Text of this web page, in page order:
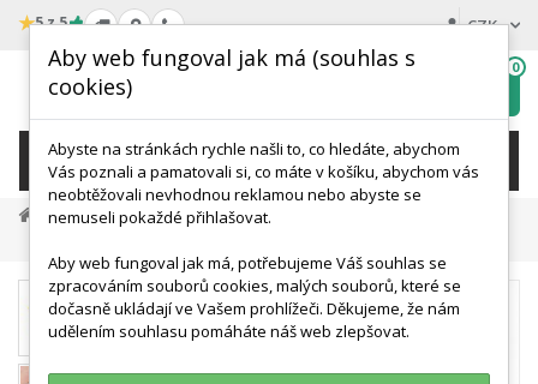
★5 z 5 CZK
wishlist
0
KATEGORIE
Anatomické Modely
Modely Obratlů
Aby web fungoval jak má (souhlas s
cookies)
Abyste na stránkách rychle našli to, co hledáte, abychom
Vás poznali a pamatovali si, co máte v košíku, abychom vás
neobtěžovali nevhodnou reklamou nebo abyste se
nemuseli pokaždé přihlašovat.
Aby web fungoval jak má, potřebujeme Váš souhlas se
zpracováním souborů cookies, malých souborů, které se
dočasně ukládají ve Vašem prohlížeči. Děkujeme, že nám
udělením souhlasu pomáháte náš web zlepšovat.